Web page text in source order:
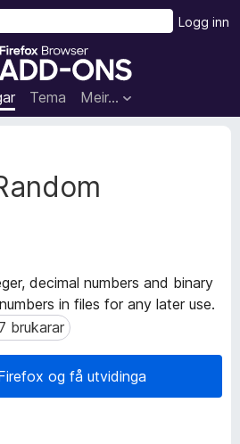
N
e
t
t
s
a
l
l
e
g
g
f
Tema Meir…
Logg inn
decimal numbers and binary
in files for any later use.
brukarar
og få utvidinga